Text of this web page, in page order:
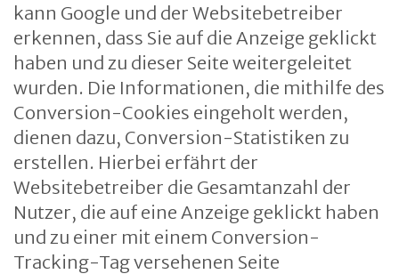
kann Google und der Websitebetreiber
erkennen, dass Sie auf die Anzeige geklickt
haben und zu dieser Seite weitergeleitet
wurden. Die Informationen, die mithilfe des
Conversion-Cookies eingeholt werden,
dienen dazu, Conversion-Statistiken zu
erstellen. Hierbei erfährt der
Websitebetreiber die Gesamtanzahl der
Nutzer, die auf eine Anzeige geklickt haben
und zu einer mit einem Conversion-
Tracking-Tag versehenen Seite